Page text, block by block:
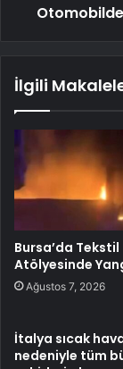
İlgili
Bursa’da Tekstil
Atölyesinde
Ağustos 7, 2026
İtalya sıcak
nedeniyle tüm